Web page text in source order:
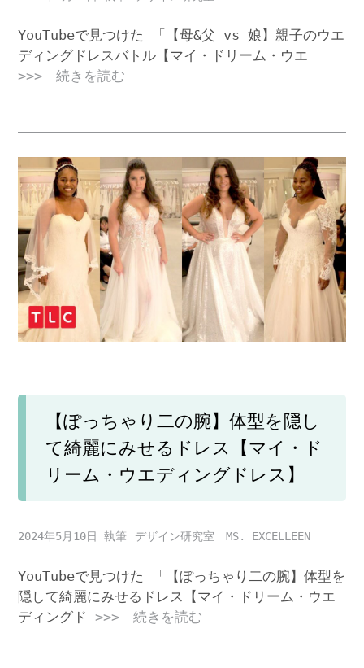
YouTubeで見つけた 「【母&父 vs 娘】親子のウエ
ディングドレスバトル【マイ・ドリーム・ウエ
>>> 続きを読む
【ぽっちゃり二の腕】体型を隠し
て綺麗にみせるドレス【マイ・ド
リーム・ウエディングドレス】
2024年5月10日 デザイン研究室 MS. EXCELLEEN
YouTubeで見つけた 「【ぽっちゃり二の腕】体型を
隠して綺麗にみせるドレス【マイ・ドリーム・ウエ
ディングド >>> 続きを読む